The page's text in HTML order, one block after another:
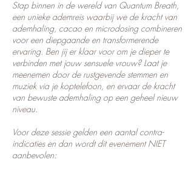
Stap binnen in de wereld van Quantum Breath,
een unieke ademreis waarbij we de kracht van
ademhaling, cacao en microdosing combineren
voor een diepgaande en transformerende
ervaring. Ben jij er klaar voor om je dieper te
verbinden met jouw sensuele vrouw? Laat je
meenemen door de rustgevende stemmen en
muziek via je koptelefoon, en ervaar de kracht
van bewuste ademhaling op een geheel nieuw
niveau.
Voor deze sessie gelden een aantal contra-
indicaties en dan wordt dit evenement NIET
aanbevolen: